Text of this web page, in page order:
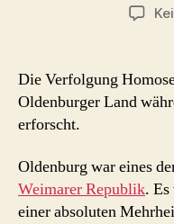
Die Verfolgung
Oldenburger Land
erforscht.
Oldenburg war eines
Weimarer Republik.
einer absoluten